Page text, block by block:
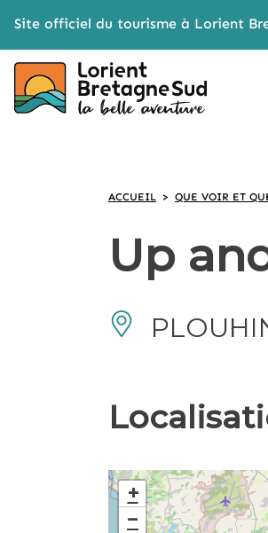
Site officiel du tourisme à Lorient
ACCUEIL > QUE VOIR ET
Up
+
−